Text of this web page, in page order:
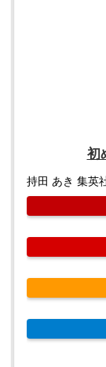
初
持田 あき 集英